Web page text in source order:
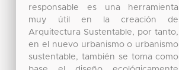
responsable es una herramienta
muy útil en la creación de
Arquitectura Sustentable, por tanto,
en el nuevo urbanismo o urbanismo
sustentable, también se toma como